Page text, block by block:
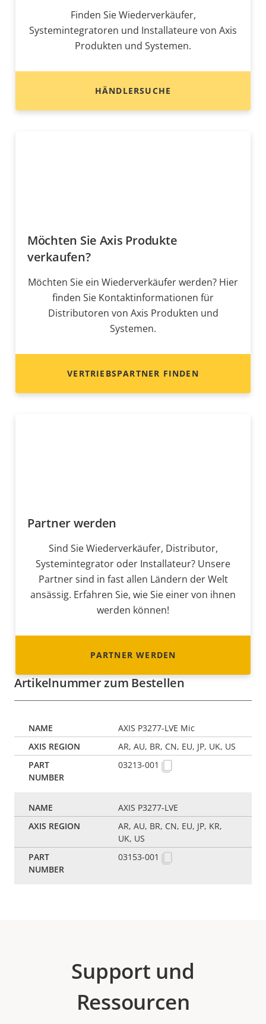
Finden Sie Wiederverkäufer,
Systemintegratoren und Installateure von Axis
Produkten und Systemen.
HÄNDLERSUCHE
Möchten Sie Axis Produkte
verkaufen?
Möchten Sie ein Wiederverkäufer werden? Hier
finden Sie Kontaktinformationen für
Distributoren von Axis Produkten und
Systemen.
VERTRIEBSPARTNER FINDEN
Partner werden
Sind Sie Wiederverkäufer, Distributor,
Systemintegrator oder Installateur? Unsere
Partner sind in fast allen Ländern der Welt
ansässig. Erfahren Sie, wie Sie einer von ihnen
werden können!
PARTNER WERDEN
Artikelnummer zum Bestellen
AXIS P3277-LVE Mic
AR, AU, BR, CN, EU, JP, UK, US
03213-001
AXIS P3277-LVE
AR, AU, BR, CN, EU, JP, KR,
UK, US
03153-001
Support und
Ressourcen